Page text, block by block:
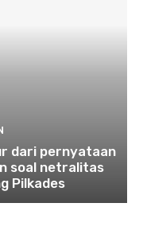
dari pernyataan
soal netralitas
Pilkades